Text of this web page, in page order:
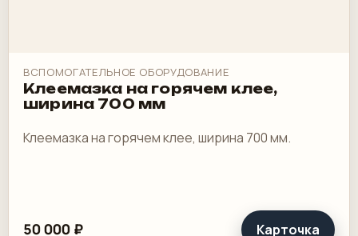
ВСПОМОГАТЕЛЬНОЕ ОБОРУДОВАНИЕ
Клеемазка на горячем клее,
ширина 700 мм
Клеемазка на горячем клее, ширина 700 мм.
50 000 ₽ Карточка